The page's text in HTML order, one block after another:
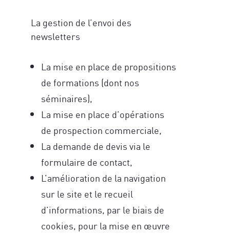
La gestion de l’envoi des
newsletters
La mise en place de propositions
de formations (dont nos
séminaires),
La mise en place d’opérations
de prospection commerciale,
La demande de devis via le
formulaire de contact,
L’amélioration de la navigation
sur le site et le recueil
d’informations, par le biais de
cookies, pour la mise en œuvre